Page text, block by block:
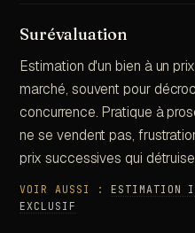
Surévaluation
Estimation d'un bien à un
marché, souvent pour
concurrence. Pratique à
ne se vendent pas,
prix successives qui
VOIR AUSSI : ESTIMATION
EXCLUSIF